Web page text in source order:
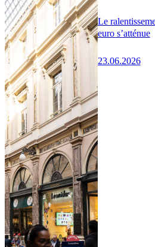
Le
euro s’atténue
23.06.2026